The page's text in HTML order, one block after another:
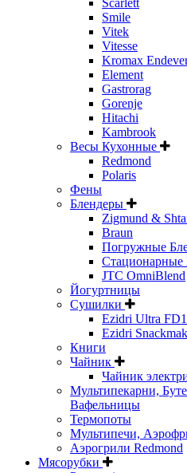
Scarlett
Smile
Vitek
Vitesse
Kromax
Element
Gastrorag
Gorenje
Hitachi
Kambrook
Весы Кухонные
Redmond
Polaris
Фены
Блендеры
Zigmund &
Braun
Погружные
Стационарные
JTC OmniBlend
Йогуртницы
Сушилки
Ezidri Ultra
Ezidri
Книги
Чайник
Чайник
Мультипекарни,
Вафельницы
Термопоты
Мультипечи,
Аэрогрили Redmond
Мясорубки